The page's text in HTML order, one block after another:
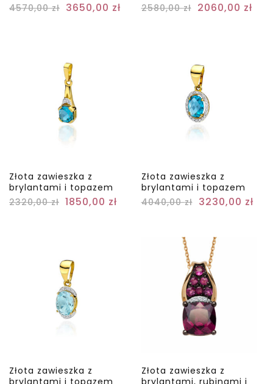
4570,00zł 3650,00 zł
2580,00zł 2060,00 zł
Złota zawieszka z
brylantami i topazem
2320,00zł 1850,00 zł
Złota zawieszka z
brylantami i topazem
4040,00zł 3230,00 zł
Złota zawieszka z
brylantami i topazem
Złota zawieszka z
brylantami, rubinami i